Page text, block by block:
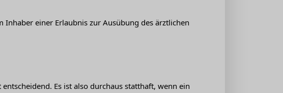
einer Erlaubnis zur Ausübung des ärztlichen
Es ist also durchaus statthaft, wenn ein